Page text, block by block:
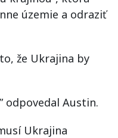
územie a odraziť
že Ukrajina by
odpovedal Austin.
Ukrajina